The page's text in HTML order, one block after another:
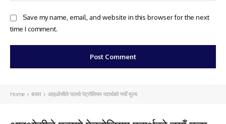
Save my name, email, and website in this browser for the next
time I comment.